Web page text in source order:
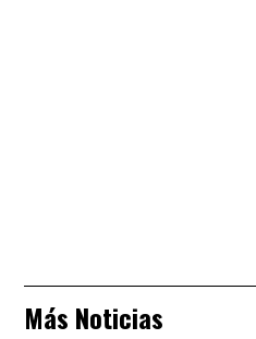
Más Noticias